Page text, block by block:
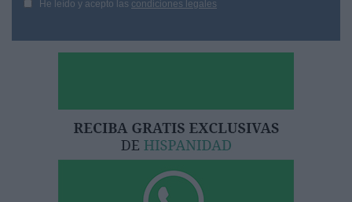
He leído y acepto las condiciones legales